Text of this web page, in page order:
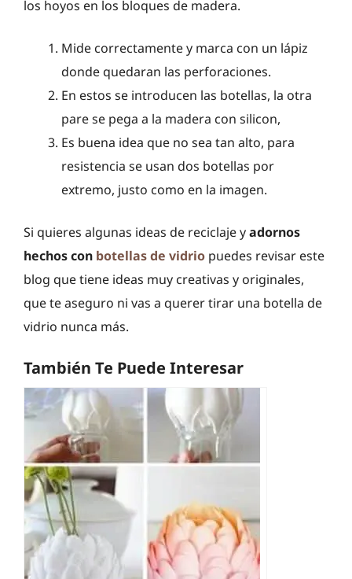
los hoyos en los bloques de madera.
Mide correctamente y marca con un lápiz
donde quedaran las perforaciones.
En estos se introducen las botellas, la otra
pare se pega a la madera con silicon,
Es buena idea que no sea tan alto, para
resistencia se usan dos botellas por
extremo, justo como en la imagen.
Si quieres algunas ideas de reciclaje yadornos
hechos con botellas de vidrio puedes revisar este
blog que tiene ideas muy creativas y originales,
que te aseguro ni vas a querer tirar una botella de
vidrio nunca más.
También Te Puede Interesar